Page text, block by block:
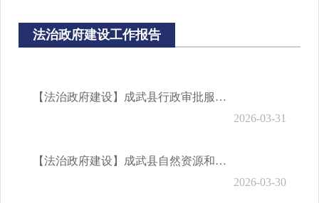
财政预决算信息
法治政府建设工作报告
【法治政府建设】成武县行政审批服务局 2025年法治政府建设情况报告
2026-03-31
【法治政府建设】成武县自然资源和规划局2025年度法治政府建设情况报告
2026-03-30